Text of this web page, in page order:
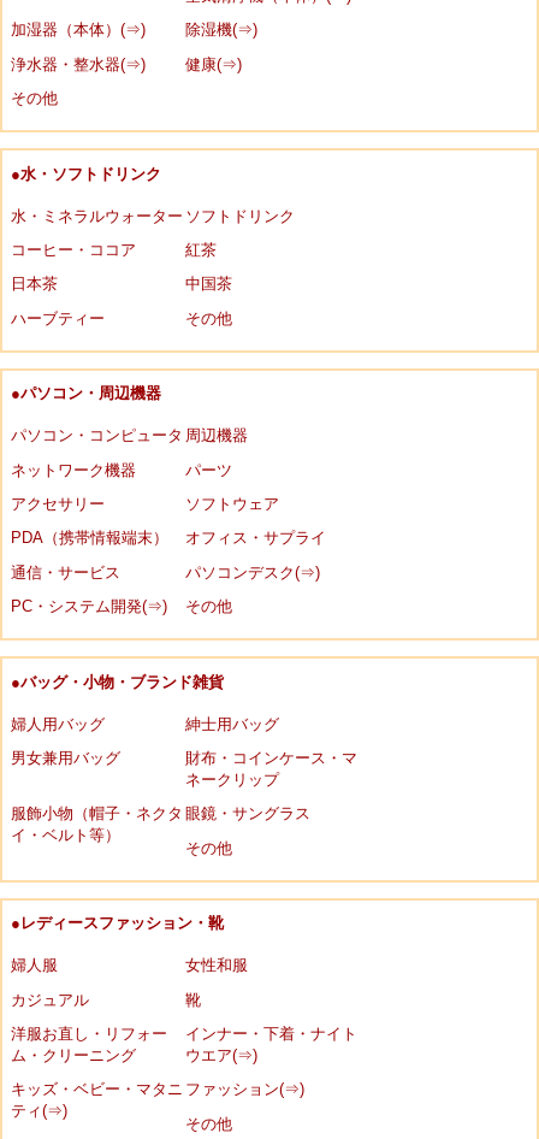
加湿器（本体）(⇒)
除湿機(⇒)
浄水器・整水器(⇒)
健康(⇒)
その他
●水・ソフトドリンク
水・ミネラルウォーター ソフトドリンク
コーヒー・ココア
紅茶
日本茶
中国茶
ハーブティー
その他
●パソコン・周辺機器
パソコン・コンピュータ 周辺機器
ネットワーク機器
パーツ
アクセサリー
ソフトウェア
PDA（携帯情報端末）
オフィス・サプライ
通信・サービス
パソコンデスク(⇒)
PC・システム開発(⇒)
その他
●バッグ・小物・ブランド雑貨
婦人用バッグ
紳士用バッグ
男女兼用バッグ
財布・コインケース・マ
ネークリップ
服飾小物（帽子・ネクタ
イ・ベルト等）
眼鏡・サングラス
その他
●レディースファッション・靴
婦人服
女性和服
カジュアル
靴
洋服お直し・リフォー
ム・クリーニング
インナー・下着・ナイト
ウエア(⇒)
キッズ・ベビー・マタニ
ティ(⇒)
ファッション(⇒)
その他